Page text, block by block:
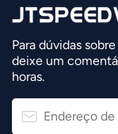
Para dúvidas
deixe um
horas.